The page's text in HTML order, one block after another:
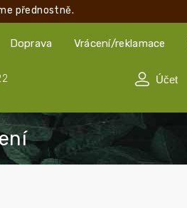
přednostně.
Doprava Vrácení/reklamace